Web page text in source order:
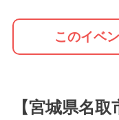
このイベ
【宮城県名